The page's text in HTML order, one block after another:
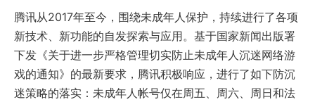
腾讯从2017年至今，围绕未成年人保护，持续进行了各项
新技术、新功能的自发探索与应用。基于国家新闻出版署
下发《关于进一步严格管理切实防止未成年人沉迷网络游
戏的通知》的最新要求，腾讯积极响应，进行了如下防沉
迷策略的落实：未成年人帐号仅在周五、周六、周日和法